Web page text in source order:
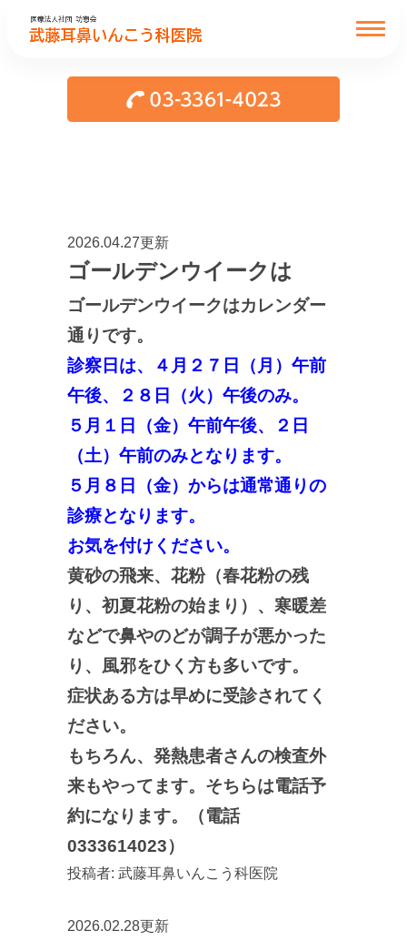
2026.04.27更新
ゴールデンウイークは
ゴールデンウイークはカレンダー
通りです。
診察日は、４月２７日（月）午前
午後、２８日（火）午後のみ。
５月１日（金）午前午後、２日
（土）午前のみとなります。
５月８日（金）からは通常通りの
診療となります。
お気を付けください。
黄砂の飛来、花粉（春花粉の残
り、初夏花粉の始まり）、寒暖差
などで鼻やのどが調子が悪かった
り、風邪をひく方も多いです。
症状ある方は早めに受診されてく
ださい。
もちろん、発熱患者さんの検査外
来もやってます。そちらは電話予
約になります。（電話
0333614023）
投稿者: 武藤耳鼻いんこう科医院
2026.02.28更新